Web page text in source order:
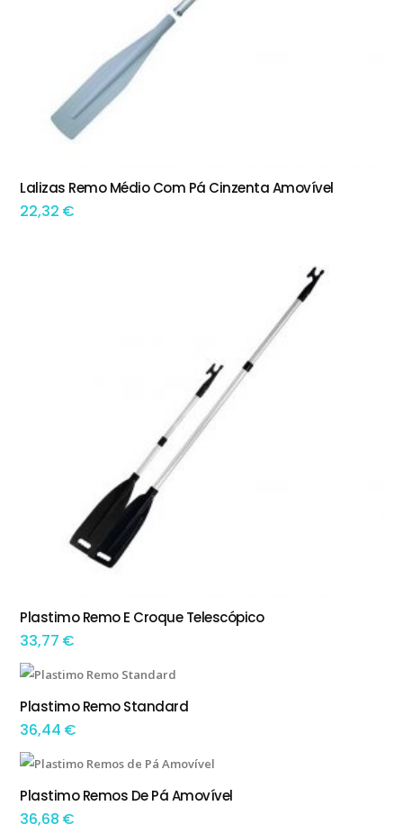
ADICIONAR
Lalizas Remo Médio Com Pá Cinzenta Amovível
22,32 €
ADICIONAR
Plastimo Remo E Croque Telescópico
33,77 €
ADICIONAR
Plastimo Remo Standard
36,44 €
ADICIONAR
Plastimo Remos De Pá Amovível
36,68 €